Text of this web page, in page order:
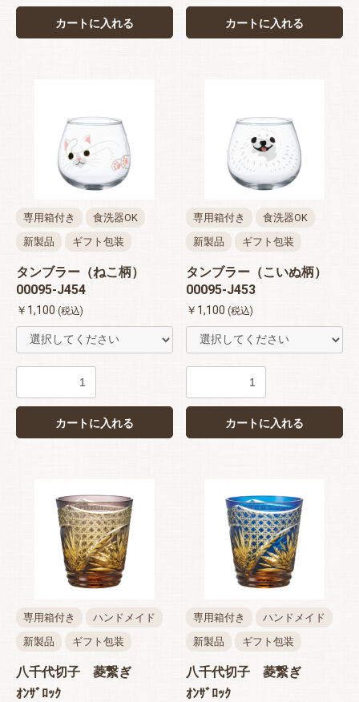
カートに入れる カートに入れる
専用箱付き
食洗器OK
新製品
ギフト包装
タンブラー（ねこ柄）
00095-J454
￥1,100 (税込)
カートに入れる
専用箱付き
食洗器OK
新製品
ギフト包装
タンブラー（こいぬ柄）
00095-J453
￥1,100 (税込)
カートに入れる
専用箱付き
ハンドメイド
新製品
ギフト包装
八千代切子 菱繋ぎ
ｵﾝｻﾞﾛｯｸ
専用箱付き
ハンドメイド
新製品
ギフト包装
八千代切子 菱繋ぎ
ｵﾝｻﾞﾛｯｸ